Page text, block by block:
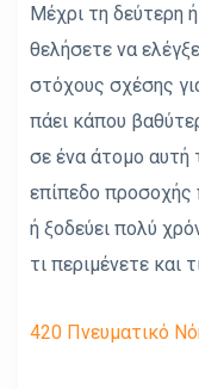
Μέχρι τη δεύτερη
θελήσετε να
στόχους σχέσης
πάει κάπου
σε ένα άτομο αυτή
επίπεδο προσοχής
ή ξοδεύει πολύ
τι περιμένετε και
420 Πνευματικό